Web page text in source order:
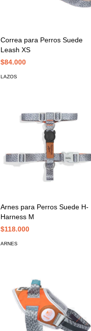
Correa para Perros Suede
Leash XS
$84.000
LAZOS
Arnes para Perros Suede H-
Harness M
$118.000
ARNES